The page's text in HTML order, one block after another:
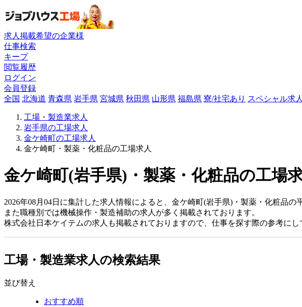
求人掲載希望の企業様
仕事検索
キープ
閲覧履歴
ログイン
会員登録
全国 北海道 青森県 岩手県 宮城県 秋田県 山形県 福島県 寮/社宅あり スペシャル求人
工場・製造業求人
岩手県の工場求人
金ケ崎町の工場求人
金ケ崎町・製薬・化粧品の工場求人
金ケ崎町(岩手県)・製薬・化粧品の工場
2026年08月04日に集計した求人情報によると、金ケ崎町(岩手県)・製薬・化粧品
また職種別では機械操作・製造補助の求人が多く掲載されております。
株式会社日本ケイテムの求人も掲載されておりますので、仕事を探す際の参考にし
工場・製造業求人の検索結果
並び替え
おすすめ順